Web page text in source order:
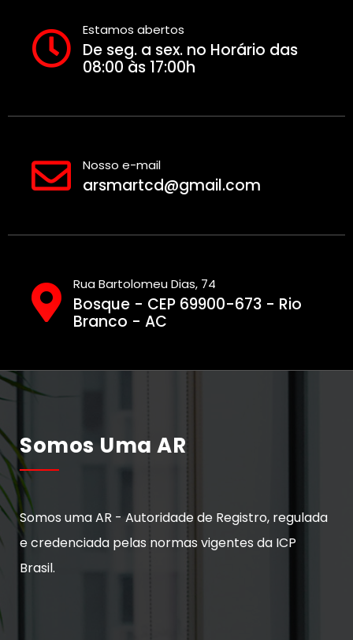
Estamos abertos
De seg. a sex. no Horário das
08:00 às 17:00h
Nosso e-mail
arsmartcd@gmail.com
Rua Bartolomeu Dias, 74
Bosque - CEP 69900-673 - Rio
Branco - AC
Somos Uma AR
Somos uma AR - Autoridade de Registro, regulada
e credenciada pelas normas vigentes da ICP
Brasil.